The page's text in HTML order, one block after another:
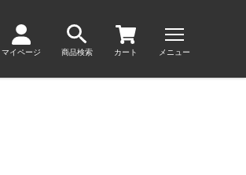
マイページ 商品検索 カート メニュー